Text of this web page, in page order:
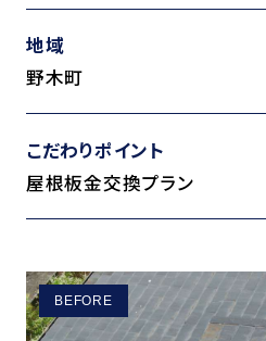
地域
野木町
こだわりポイント
屋根板金交換プラン
BEFORE